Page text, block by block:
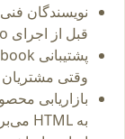
قبل از اجرای Hugo در CI صادر می‌کنند.
وقتی مشتریان
به HTML می‌برد.